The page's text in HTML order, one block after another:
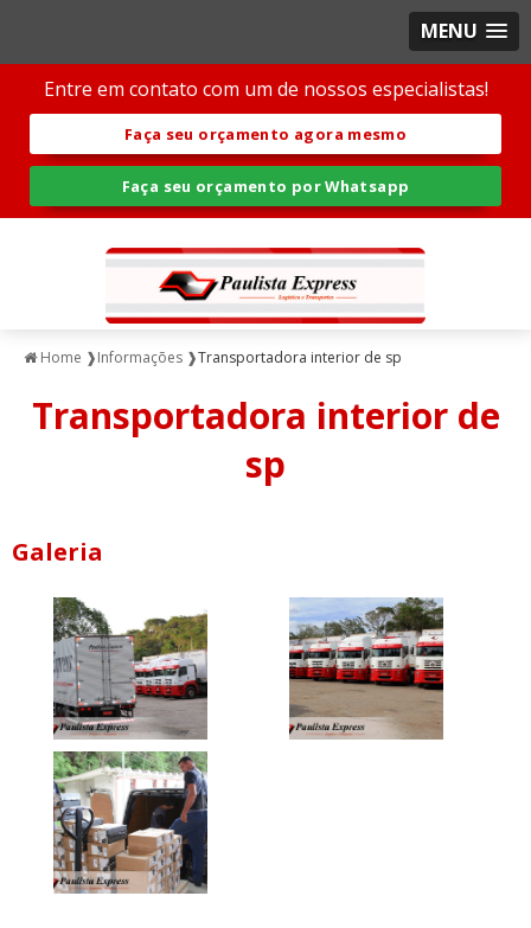
MENU
Entre em contato com um de nossos especialistas!
Faça seu orçamento agora mesmo
Faça seu orçamento por Whatsapp
Home ❱Informações ❱Transportadora interior de sp
Transportadora interior de
sp
Galeria